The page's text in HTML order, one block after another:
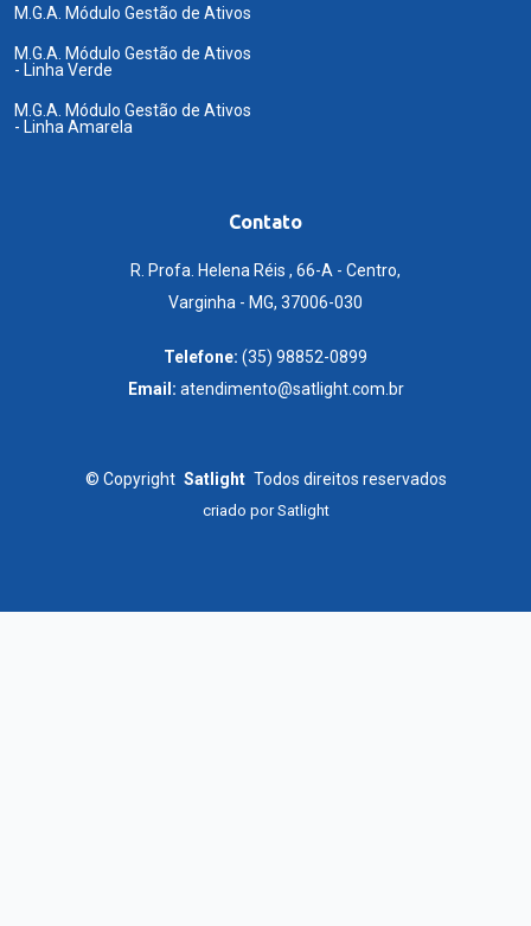
M.G.A. Módulo Gestão de Ativos
M.G.A. Módulo Gestão de Ativos
- Linha Verde
M.G.A. Módulo Gestão de Ativos
- Linha Amarela
Contato
R. Profa. Helena Réis , 66-A - Centro,
Varginha - MG, 37006-030
Telefone: (35) 98852-0899
Email: atendimento@satlight.com.br
© Copyright Satlight Todos direitos reservados
criado porSatlight